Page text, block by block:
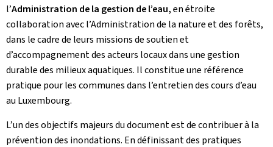
l’Administration de la gestion de l’eau,en étroite
collaboration avec l’Administration de la nature et des forêts,
dans le cadre de leurs missions de soutien et
d’accompagnement des acteurs locaux dans une gestion
durable des milieux aquatiques. Il constitue une référence
pratique pour les communes dans l’entretien des cours d’eau
au Luxembourg.
L’un des objectifs majeurs du document est de contribuer à la
prévention des inondations. En définissant des pratiques